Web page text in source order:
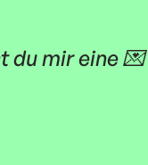
du mir eine 💌